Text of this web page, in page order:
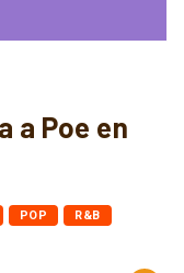
a Poe en
POP R&B